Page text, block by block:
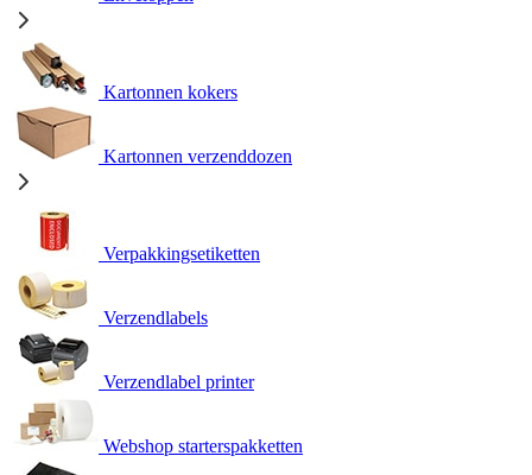
Kartonnen kokers
Kartonnen verzenddozen
Verpakkingsetiketten
Verzendlabels
Verzendlabel printer
Webshop starterspakketten